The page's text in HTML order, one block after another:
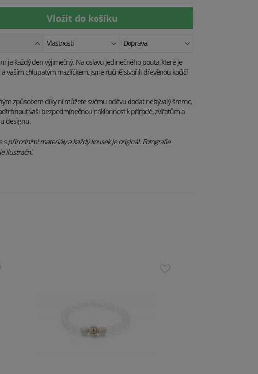
Vlastnosti Doprava
je každý den výjimečný. Na oslavu jedinečného pouta, které je
a vaším chlupatým mazlíčkem, jsme ručně stvořili dřevěnou kočičí
způsobem díky ní můžete svému oděvu dodat nebývalý šmrnc,
vaši bezpodmínečnou náklonnost k přírodě, zvířatům a
designu.
s přírodními materiály a každý kousek je originál. Fotografie
ilustrační.